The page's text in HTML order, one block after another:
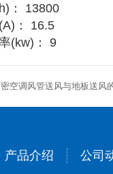
：
13800
(A) ：
16.5
(kw) ： 9
密空调风管送风与地板送风
产品介绍 公司